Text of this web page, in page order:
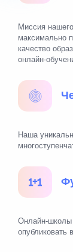
Миссия
максимально
качество
онлайн-
Наша
Онлайн-школы
опубликовать